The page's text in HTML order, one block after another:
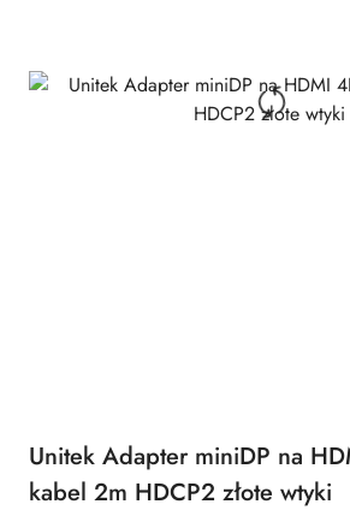
Unitek Adapter miniDP na
kabel 2m HDCP2 złote wtyki